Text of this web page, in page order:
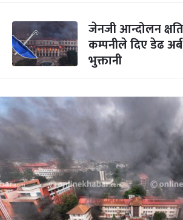
जेनजी आन्दोलन
कम्पनीले दिए डेढ अर्ब
भुक्तानी